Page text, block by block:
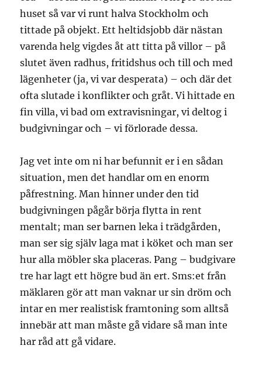
huset så var vi runt halva Stockholm och
tittade på objekt. Ett heltidsjobb där nästan
varenda helg vigdes åt att titta på villor – på
slutet även radhus, fritidshus och till och med
lägenheter (ja, vi var desperata) – och där det
ofta slutade i konflikter och gråt. Vi hittade en
fin villa, vi bad om extravisningar, vi deltog i
budgivningar och – vi förlorade dessa.
Jag vet inte om ni har befunnit er i en sådan
situation, men det handlar om en enorm
påfrestning. Man hinner under den tid
budgivningen pågår börja flytta in rent
mentalt; man ser barnen leka i trädgården,
man ser sig själv laga mat i köket och man ser
hur alla möbler ska placeras. Pang – budgivare
tre har lagt ett högre bud än ert. Sms:et från
mäklaren gör att man vaknar ur sin dröm och
intar en mer realistisk framtoning som alltså
innebär att man måste gå vidare så man inte
har råd att gå vidare.